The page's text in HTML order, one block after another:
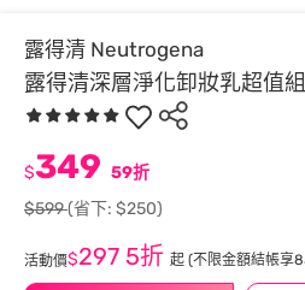
露得清 Neutrogena
露得清深層淨化卸妝乳超值
$349 59折
$599(省下: $250)
活動價$297 5折 起 (不限金額結帳享